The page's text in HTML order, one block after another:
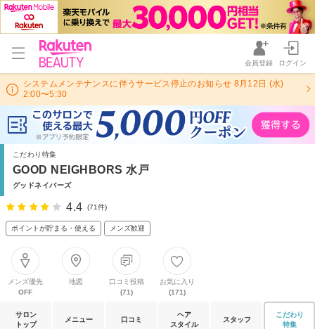
会員登録 ログイン
システムメンテナンスに伴うサービス停止のお知らせ 8月12日 (水)
2:00〜5:30
こだわり特集
GOOD NEIGHBORS 水戸
グッドネイバーズ
4.4 (71件)
ポイントが貯まる・使える メンズ歓迎
メンズ優先
OFF
地図
口コミ投稿
(71)
お気に入り
(171)
サロン
トップ
メニュー 口コミ
ヘア
スタイル
スタッフ
こだわり
特集